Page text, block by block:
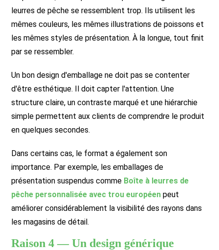
leurres de pêche se ressemblent trop. Ils utilisent les
mêmes couleurs, les mêmes illustrations de poissons et
les mêmes styles de présentation. À la longue, tout finit
par se ressembler.
Un bon design d'emballage ne doit pas se contenter
d'être esthétique. Il doit capter l'attention. Une
structure claire, un contraste marqué et une hiérarchie
simple permettent aux clients de comprendre le produit
en quelques secondes.
Dans certains cas, le format a également son
importance. Par exemple, les emballages de
présentation suspendus comme Boîte à leurres de
pêche personnalisée avec trou européenpeut
améliorer considérablement la visibilité des rayons dans
les magasins de détail.
Raison 4 — Un design générique